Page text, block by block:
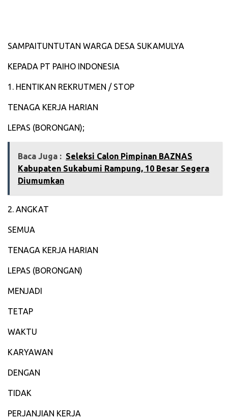
‎SAMPAITUNTUTAN WARGA DESA SUKAMULYA
‎KEPADA PT PAIHO INDONESIA
‎1. HENTIKAN REKRUTMEN / STOP
‎TENAGA KERJA HARIAN
‎LEPAS (BORONGAN);
Baca Juga : ‎Seleksi Calon Pimpinan BAZNAS
Kabupaten Sukabumi Rampung, 10 Besar Segera
Diumumkan‎
‎2. ANGKAT
‎SEMUA
‎TENAGA KERJA HARIAN
‎LEPAS (BORONGAN)
‎MENJADI
‎TETAP
‎WAKTU
‎KARYAWAN
‎DENGAN
‎TIDAK
‎PERJANJIAN KERJA